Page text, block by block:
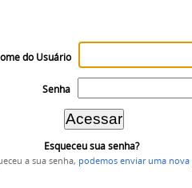
do Usuário
Senha
Esqueceu sua senha?
a sua senha, podemos enviar uma nova